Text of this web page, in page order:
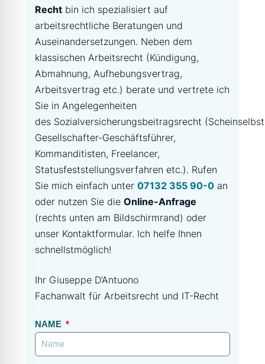
Rechtbin ich spezialisiert auf
arbeitsrechtliche Beratungen und
Auseinandersetzungen. Neben dem
klassischen Arbeitsrecht (Kündigung,
Abmahnung, Aufhebungsvertrag,
Arbeitsvertrag etc.) berate und vertrete ich
Sie in Angelegenheiten
des Sozialversicherungsbeitragsrecht
Gesellschafter-Geschäftsführer,
Kommanditisten, Freelancer,
Statusfeststellungsverfahren etc.). Rufen
Sie mich einfach unter 07132 355 90-0an
oder nutzen Sie die Online-Anfrage
(rechts unten am Bildschirmrand) oder
unser Kontaktformular. Ich helfe Ihnen
schnellstmöglich!
Ihr Giuseppe D’Antuono
Fachanwalt für Arbeitsrecht und IT-Recht
NAME